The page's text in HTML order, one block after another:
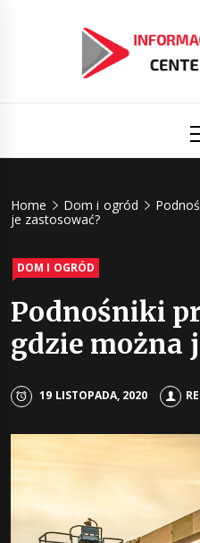
Home Dom i ogród
je zastosować?
DOM I OGRÓD
Podnośniki
gdzie można
19 LISTOPADA, 2020